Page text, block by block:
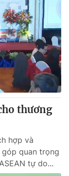
thương
hợp và
quan trọng
tự do...